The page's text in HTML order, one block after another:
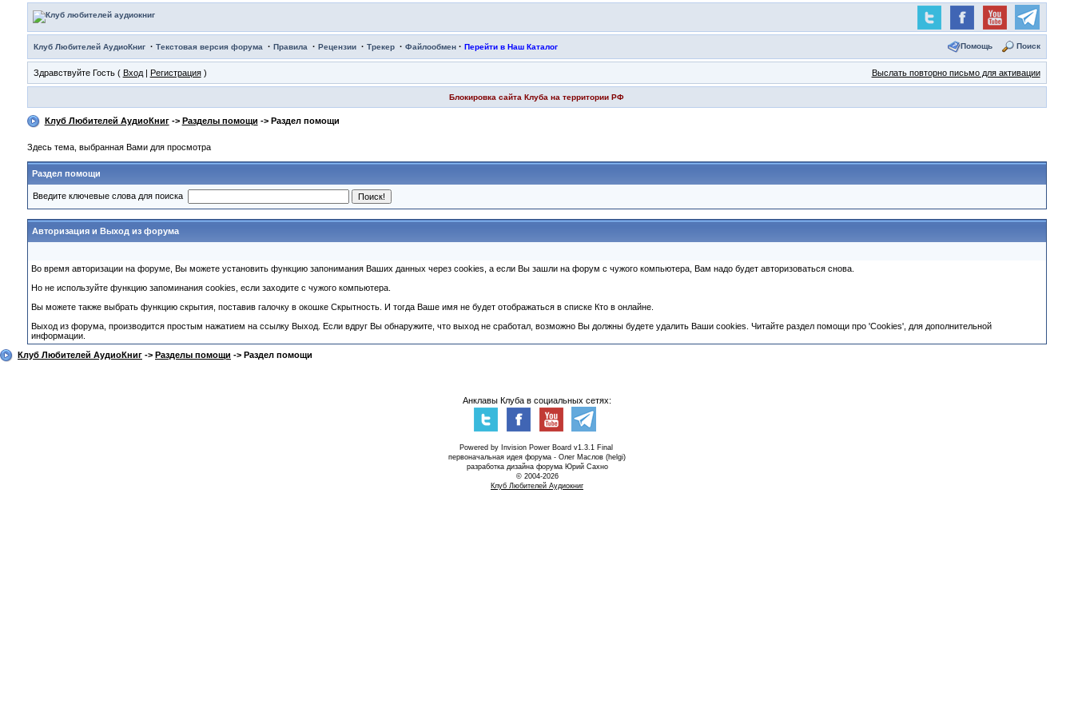
Клуб Любителей АудиоКниг· Текстовая версия форума · Правила · Рецензии· Трекер· Файлообмен· Перейти в Наш Каталог Помощь Поиск
Здравствуйте Гость ( Вход| Регистрация) Выслать повторно письмо для активации
Блокировка сайта Клуба на территории РФ
Клуб Любителей АудиоКниг-> Разделы помощи -> Раздел помощи
Здесь тема, выбранная Вами для просмотра
Раздел помощи
Введите ключевые слова для поиска
Авторизация и Выход из форума
Во время авторизации на форуме, Вы можете установить функцию запонимания Ваших данных через cookies, а если Вы зашли на форум с чужого компьютера, Вам надо будет авторизоваться снова.
Но не используйте функцию запоминания cookies, если заходите с чужого компьютера.
Вы можете также выбрать функцию скрытия, поставив галочку в окошке Скрытность. И тогда Ваше имя не будет отображаться в списке Кто в онлайне.
Выход из форума, производится простым нажатием на ссылку Выход. Если вдруг Вы обнаружите, что выход не сработал, возможно Вы должны будете удалить Ваши cookies. Читайте раздел помощи про 'Cookies', для дополнительной
информации.
Клуб Любителей АудиоКниг -> Разделы помощи -> Раздел помощи
Анклавы Клуба в социальных сетях:
Powered by Invision Power Board v1.3.1 Final
первоначальная идея форума - Олег Маслов (helgi)
разработка дизайна форума Юрий Сахно
© 2004-2026
Клуб Любителей Аудиокниг